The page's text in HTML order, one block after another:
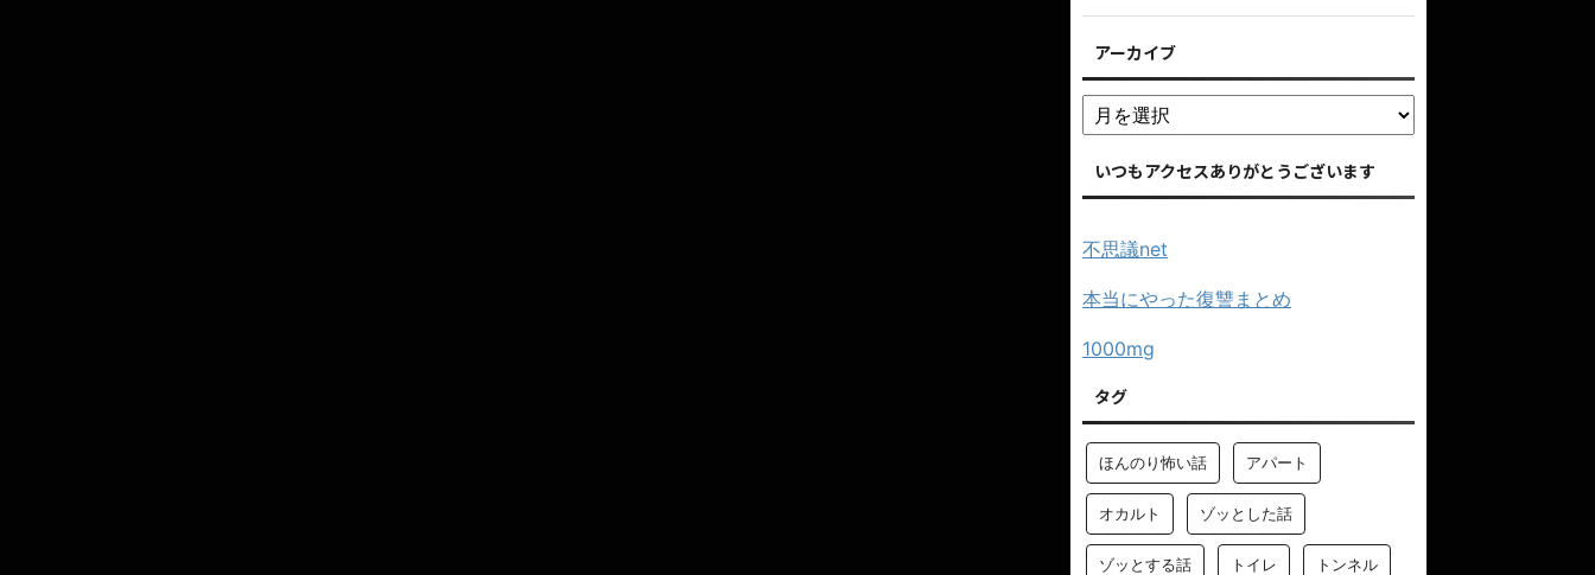
アーカイブ
いつもアクセスありがとうございます
不思議net
本当にやった復讐まとめ
1000mg
タグ
ほんのり怖い話 アパート
オカルト ゾッとした話
ゾッとする話 トイレ トンネル